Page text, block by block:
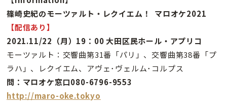
篠崎史紀のモーツァルト・レクイエム！
マロオケ2021
【配信あり】
2021.11/22（月）19：00 大田区民ホール・アプリコ
モーツァルト：交響曲第31番「パリ」、交響曲第38番「プ
ラハ」、レクイエム、アヴェ･ヴェルム･コルプス
問：マロオケ窓口080-6796-9553
http://maro-oke.tokyo